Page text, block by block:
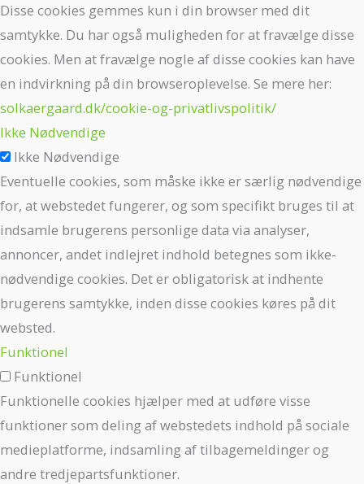
Disse cookies gemmes kun i din browser med dit
samtykke. Du har også muligheden for at fravælge disse
cookies. Men at fravælge nogle af disse cookies kan have
en indvirkning på din browseroplevelse. Se mere her:
solkaergaard.dk/cookie-og-privatlivspolitik/
Ikke Nødvendige
Ikke Nødvendige
Eventuelle cookies, som måske ikke er særlig nødvendige
for, at webstedet fungerer, og som specifikt bruges til at
indsamle brugerens personlige data via analyser,
annoncer, andet indlejret indhold betegnes som ikke-
nødvendige cookies. Det er obligatorisk at indhente
brugerens samtykke, inden disse cookies køres på dit
websted.
Funktionel
Funktionel
Funktionelle cookies hjælper med at udføre visse
funktioner som deling af webstedets indhold på sociale
medieplatforme, indsamling af tilbagemeldinger og
andre tredjepartsfunktioner.